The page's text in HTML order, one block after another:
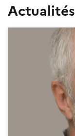
Actualités